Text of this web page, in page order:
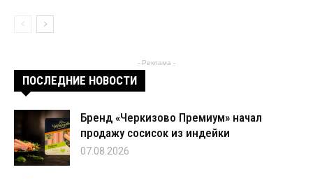
- Реклама -
ПОСЛЕДНИЕ НОВОСТИ
Бренд «Черкизово Премиум» начал
продажу сосисок из индейки
07.08.2026